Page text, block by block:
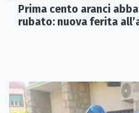
Prima cento aranci
rubato: nuova ferita